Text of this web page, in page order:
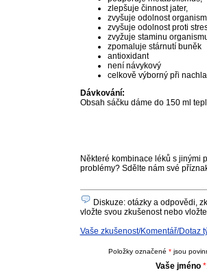
zlepšuje činnost jater,
zvyšuje odolnost
zvyšuje odolnost proti
zvyžuje staminu
zpomaluje stárnutí buněk
antioxidant
není návykový
celkově výborný při
Dávkování:
Obsah sáčku dáme do 150 ml
Některé kombinace léků s jinými
problémy? Sdělte nám své
Diskuze: otázky a odpovědi,
vložte svou zkušenost nebo
Vaše zkušenost/Komentář/Dotaz
Položky označené *jsou
Vaše jméno *